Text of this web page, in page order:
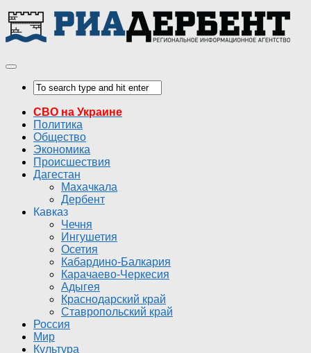
СВО на Украине
Политика
Общество
Экономика
Происшествия
Дагестан
Махачкала
Дербент
Кавказ
Чечня
Ингушетия
Осетия
Кабардино-Балкария
Карачаево-Черкесия
Адыгея
Краснодарский край
Ставропольский край
Россия
Мир
Культура